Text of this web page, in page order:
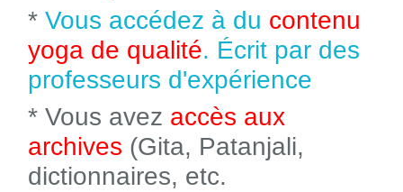
* Vous accédez à du contenu
yoga de qualité. Écrit par des
professeurs d'expérience
* Vous avez accès aux
archives (Gita, Patanjali,
dictionnaires, etc.